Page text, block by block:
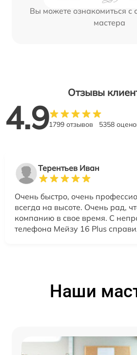
Вы можете ознакомиться с
мастера
Отзывы
4.91799 отзывов 5358
Терентьев Иван
Очень быстро, очень
всегда на высоте. Очень рад,
компанию в свое время. С
телефона Мейзу 16 Plus
Наши